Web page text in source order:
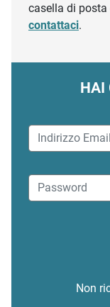
casella di
contattaci.
HAI
Non